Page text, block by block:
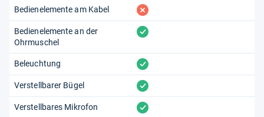
Bedienelemente am Kabel fehlt
Bedienelemente an der
Ohrmuschel
vorhanden
Beleuchtung vorhanden
Verstellbarer Bügel vorhanden
Verstellbares Mikrofon vorhanden